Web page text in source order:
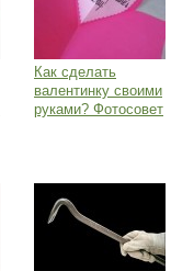
Как сделать
валентинку своими
руками? Фотосовет